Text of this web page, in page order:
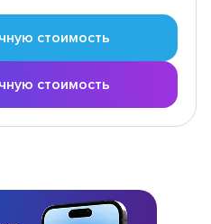
стоимость
стоимость